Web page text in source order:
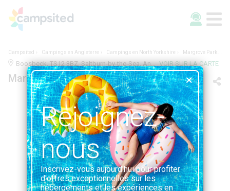
Campsited Campings en Angleterre Campings en North Yorkshire Margrove Park Holidays
Boosbeck, TS12 3BZ, Saltburn-by-the-Sea, Angleterre | 5.7KM DE SALTBURN-BY-THE-SEA VOIR SUR LA CARTE
Margrove Park Holidays
Rejoignez-
nous
Inscrivez-vous aujourd'hui pour profiter
d'offres exceptionnelles sur les
hébergements et les expériences en